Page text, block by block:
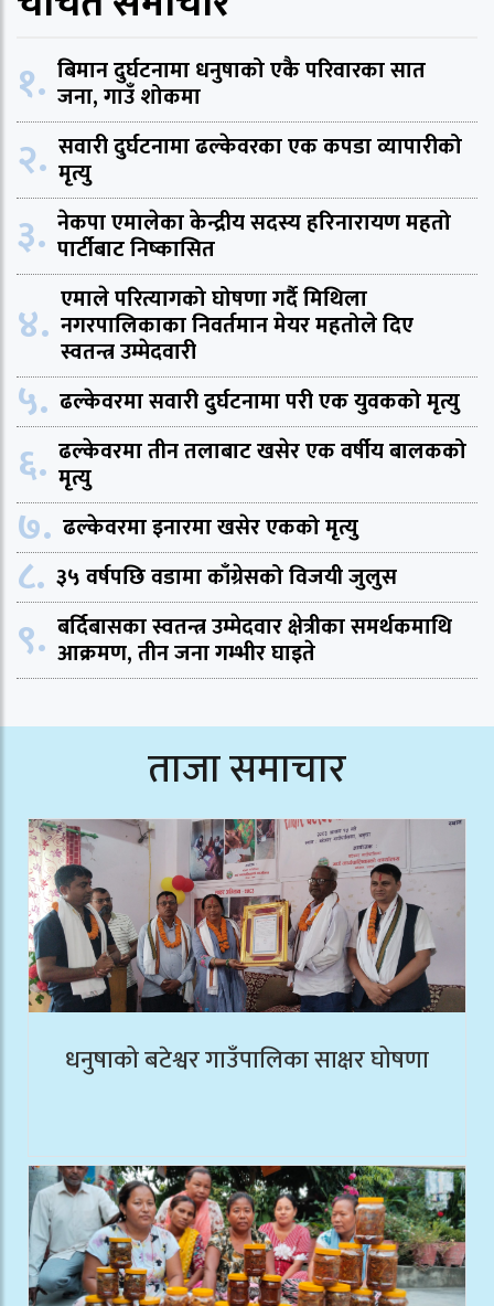
१. बिमान दुर्घटनामा धनुषाको एकै परिवारका सात
जना, गाउँ शोकमा
२. सवारी दुर्घटनामा ढल्केवरका एक कपडा व्यापारीको
मृत्यु
३. नेकपा एमालेका केन्द्रीय सदस्य हरिनारायण महतो
पार्टीबाट निष्कासित
४. एमाले परित्यागको घोषणा गर्दै मिथिला
नगरपालिकाका निवर्तमान मेयर महतोले दिए
स्वतन्त्र उम्मेदवारी
५. ढल्केवरमा सवारी दुर्घटनामा परी एक युवकको मृत्यु
६. ढल्केवरमा तीन तलाबाट खसेर एक वर्षीय बालकको
मृत्यु
७. ढल्केवरमा इनारमा खसेर एकको मृत्यु
८. ३५ वर्षपछि वडामा काँग्रेसको विजयी जुलुस
९. बर्दिबासका स्वतन्त्र उम्मेदवार क्षेत्रीका समर्थकमाथि
आक्रमण, तीन जना गम्भीर घाइते
ताजा समाचार
धनुषाको बटेश्वर गाउँपालिका साक्षर घोषणा